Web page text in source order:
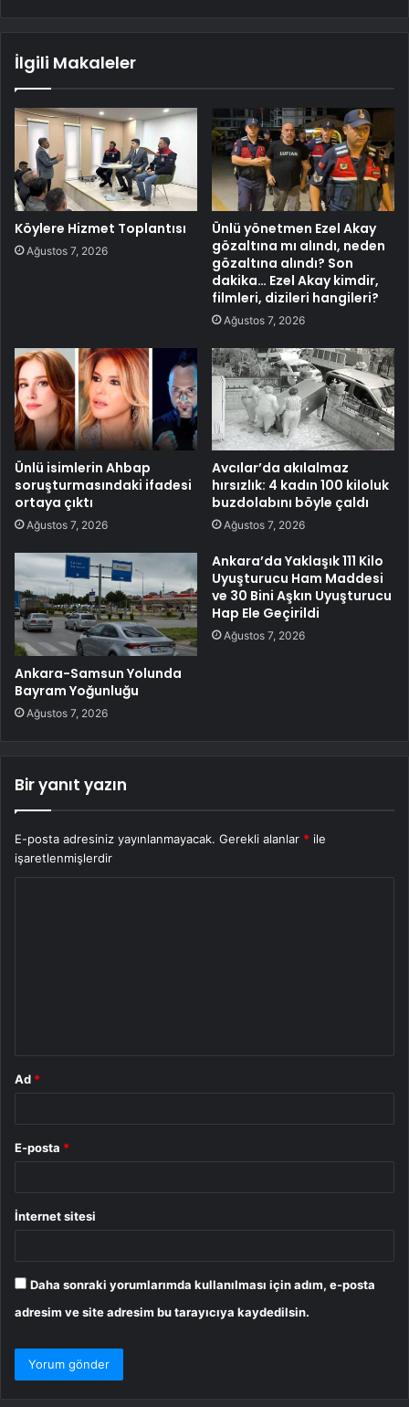
İlgili Makaleler
Köylere Hizmet Toplantısı
Ağustos 7, 2026
Ünlü yönetmen Ezel Akay
gözaltına mı alındı, neden
gözaltına alındı? Son
dakika… Ezel Akay kimdir,
filmleri, dizileri hangileri?
Ağustos 7, 2026
Ünlü isimlerin Ahbap
soruşturmasındaki ifadesi
ortaya çıktı
Ağustos 7, 2026
Avcılar’da akılalmaz
hırsızlık: 4 kadın 100 kiloluk
buzdolabını böyle çaldı
Ağustos 7, 2026
Ankara-Samsun Yolunda
Bayram Yoğunluğu
Ağustos 7, 2026
Ankara’da Yaklaşık 111 Kilo
Uyuşturucu Ham Maddesi
ve 30 Bini Aşkın Uyuşturucu
Hap Ele Geçirildi
Ağustos 7, 2026
Bir yanıt yazın
E-posta adresiniz yayınlanmayacak. Gerekli alanlar * ile
işaretlenmişlerdir
Ad *
E-posta *
İnternet sitesi
Daha sonraki yorumlarımda kullanılması için adım, e-posta
adresim ve site adresim bu tarayıcıya kaydedilsin.